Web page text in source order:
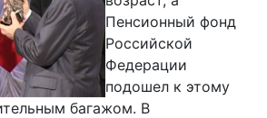
Пенсионный фонд
Российской
Федерации
подошел к этому
багажом. В